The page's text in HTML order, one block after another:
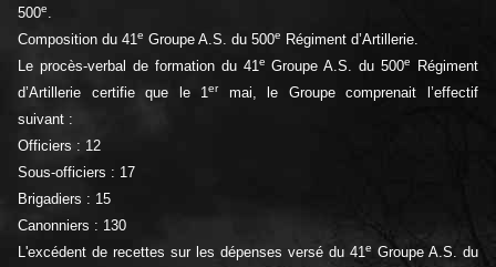
500e.
Composition du 41e Groupe A.S. du 500e
Régiment d’Artillerie.
Le procès-verbal de formation du 41e Groupe A.S. du 500e
Régiment
d’Artillerie certifie que le 1ermai, le Groupe comprenait l’effectif
suivant :
Officiers : 12
Sous-officiers : 17
Brigadiers : 15
Canonniers : 130
L'excédent de recettes sur les dépenses versé du 41e Groupe A.S. du